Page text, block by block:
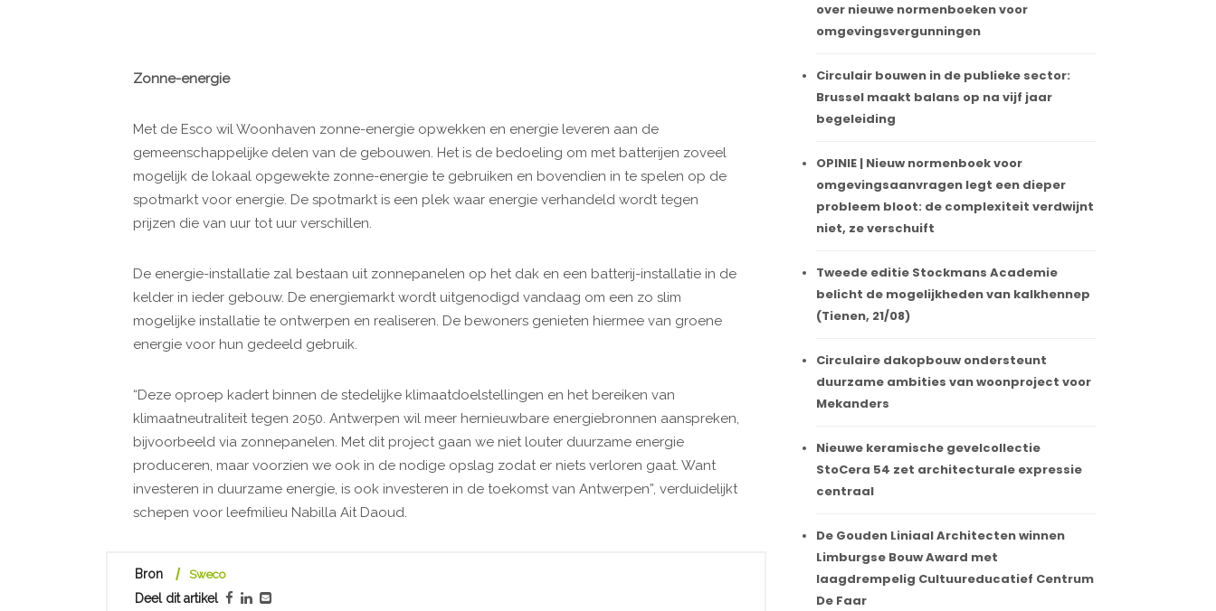
Zonne-energie
Met de Esco wil Woonhaven zonne-energie opwekken en energie leveren aan de
gemeenschappelijke delen van de gebouwen. Het is de bedoeling om met batterijen zoveel
mogelijk de lokaal opgewekte zonne-energie te gebruiken en bovendien in te spelen op de
spotmarkt voor energie. De spotmarkt is een plek waar energie verhandeld wordt tegen
prijzen die van uur tot uur verschillen.
De energie-installatie zal bestaan uit zonnepanelen op het dak en een batterij-installatie in de
kelder in ieder gebouw. De energiemarkt wordt uitgenodigd vandaag om een zo slim
mogelijke installatie te ontwerpen en realiseren. De bewoners genieten hiermee van groene
energie voor hun gedeeld gebruik.
“Deze oproep kadert binnen de stedelijke klimaatdoelstellingen en het bereiken van
klimaatneutraliteit tegen 2050. Antwerpen wil meer hernieuwbare energiebronnen aanspreken,
bijvoorbeeld via zonnepanelen. Met dit project gaan we niet louter duurzame energie
produceren, maar voorzien we ook in de nodige opslag zodat er niets verloren gaat. Want
investeren in duurzame energie, is ook investeren in de toekomst van Antwerpen”, verduidelijkt
schepen voor leefmilieu Nabilla Ait Daoud.
Bron Sweco
Deel dit artikel
over nieuwe normenboeken voor
omgevingsvergunningen
Circulair bouwen in de publieke sector:
Brussel maakt balans op na vijf jaar
begeleiding
OPINIE | Nieuw normenboek voor
omgevingsaanvragen legt een dieper
probleem bloot: de complexiteit verdwijnt
niet, ze verschuift
Tweede editie Stockmans Academie
belicht de mogelijkheden van kalkhennep
(Tienen, 21/08)
Circulaire dakopbouw ondersteunt
duurzame ambities van woonproject voor
Mekanders
Nieuwe keramische gevelcollectie
StoCera 54 zet architecturale expressie
centraal
De Gouden Liniaal Architecten winnen
Limburgse Bouw Award met
laagdrempelig Cultuureducatief Centrum
De Faar